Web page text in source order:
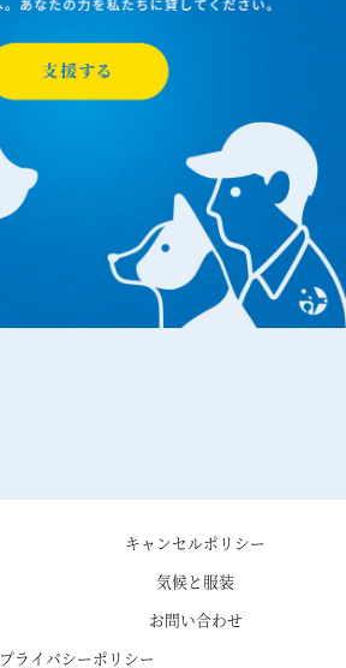
キャンセルポリシー
気候と服装
お問い合わせ
プライバシーポリシー